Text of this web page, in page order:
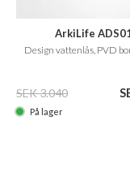
ArkiLife
Design vattenlås, PVD
SEK 3.040
På lager